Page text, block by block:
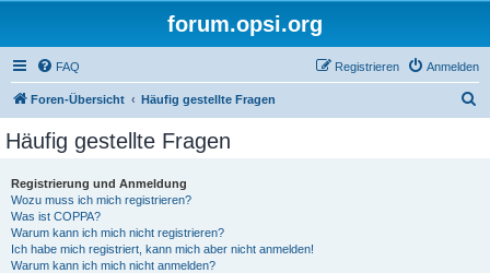
forum.opsi.org
FAQ Anmelden
Registrieren
Foren-Übersicht Häufig gestellte Fragen
Häufig gestellte Fragen
Registrierung und Anmeldung
Wozu muss ich mich registrieren?
Was ist COPPA?
Warum kann ich mich nicht registrieren?
Ich habe mich registriert, kann mich aber nicht anmelden!
Warum kann ich mich nicht anmelden?